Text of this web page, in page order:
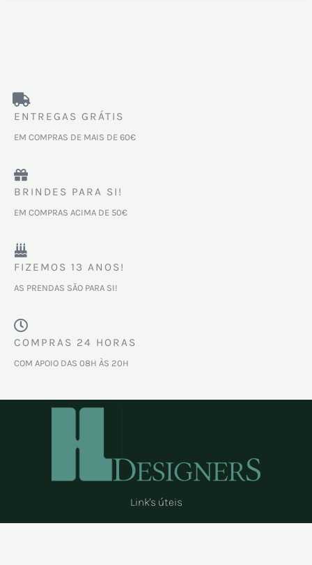
ENTREGAS GRÁTIS
EM COMPRAS DE MAIS DE 60€
BRINDES PARA SI!
EM COMPRAS ACIMA DE 50€
FIZEMOS 13 ANOS!
AS PRENDAS SÃO PARA SI!
COMPRAS 24 HORAS
COM APOIO DAS 08H ÀS 20H
Link's úteis
Menu